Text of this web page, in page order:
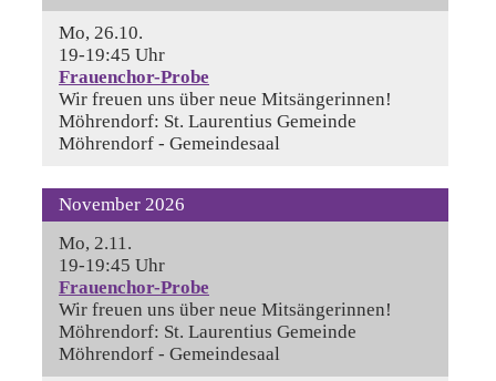
Mo, 26.10.
19-19:45 Uhr
Frauenchor-Probe
Wir freuen uns über neue Mitsängerinnen!
Möhrendorf: St. Laurentius Gemeinde
Möhrendorf - Gemeindesaal
November 2026
Mo, 2.11.
19-19:45 Uhr
Frauenchor-Probe
Wir freuen uns über neue Mitsängerinnen!
Möhrendorf: St. Laurentius Gemeinde
Möhrendorf - Gemeindesaal